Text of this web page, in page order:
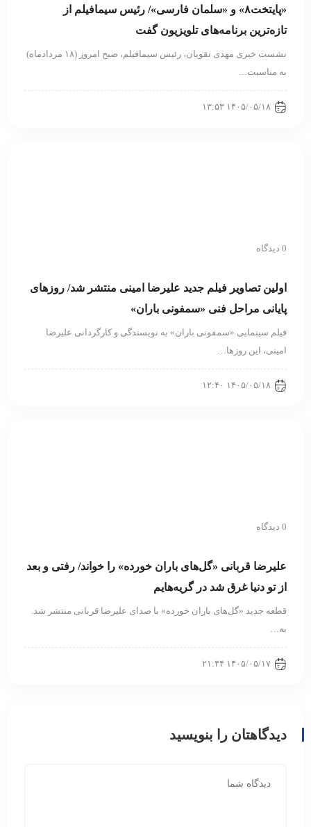
«پایتخت۸» و «سلمان فارسی»/ رئیس سیمافیلم از
تازه‌ترین برنامه‌های تلویزیون گفت
نشست خبری مهدی نقویان، رئیس سیمافیلم، صبح امروز (۱۸ مردادماه)
به مناسبت…
۱۴۰۵/۰۵/۱۸ ۱۳:۵۳
0 دیدگاه
اولین تصاویر فیلم جدید علیرضا امینی منتشر شد/ روزهای
پایانی مراحل فنی «سمفونی باران»
فیلم سینمایی «سمفونی باران» به نویسندگی و کارگردانی علیرضا
امینی، این روزها…
۱۴۰۵/۰۵/۱۸ ۱۲:۴۰
0 دیدگاه
علیرضا قربانی «گل‌های باران خورده» را خواند/ رفتی و بعد
از تو دنیا غرق شد در گریه‌هایم
قطعه جدید «گل‌های باران خورده» با صدای علیرضا قربانی منتشر شد.
به…
۱۴۰۵/۰۵/۱۷ ۲۱:۴۴
دیدگاهتان را بنویسید